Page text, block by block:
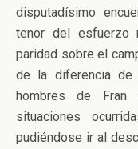
disputadísimo
tenor del esfuerzo
paridad sobre el
de la diferencia de
hombres de Fran
situaciones
pudiéndose ir al